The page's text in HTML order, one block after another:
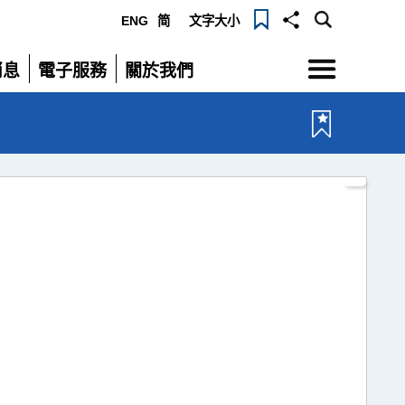
ENG 简 文字大小
電子服務
展開
關於我們
展開
選單